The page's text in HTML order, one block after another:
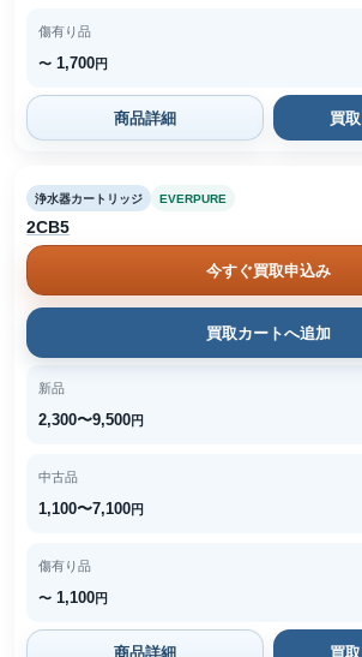
傷有り品
〜 1,700円
商品詳細 買
浄水器カートリッジ EVERPURE
2CB5
今すぐ買取申込み
買取カートへ追加
新品
2,300〜9,500円
中古品
1,100〜7,100円
傷有り品
〜 1,100円
商品詳細 買